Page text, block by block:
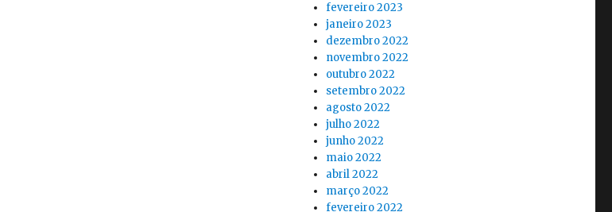
fevereiro 2023
janeiro 2023
dezembro 2022
novembro 2022
outubro 2022
setembro 2022
agosto 2022
julho 2022
junho 2022
maio 2022
abril 2022
março 2022
fevereiro 2022